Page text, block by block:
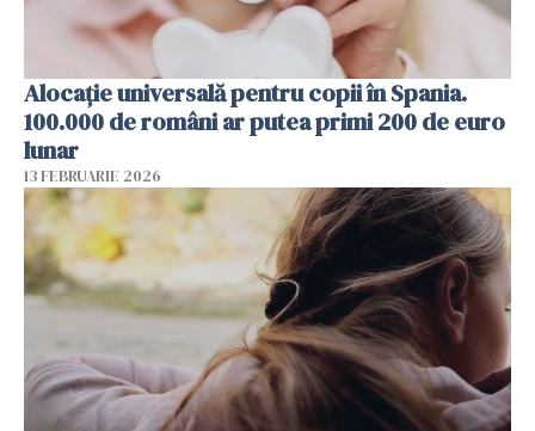
Alocație universală pentru copii în Spania.
100.000 de români ar putea primi 200 de euro
lunar
13 FEBRUARIE 2026